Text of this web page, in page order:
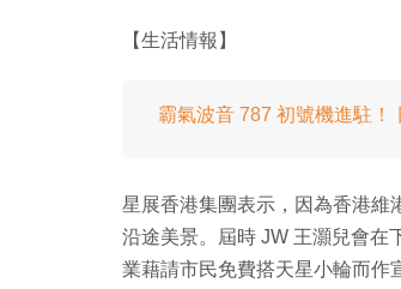
【生活情報】
霸氣波音 787 初號機進駐！
星展香港集團表示，因為香港維
沿途美景。屆時 JW 王灝兒會在
業藉請市民免費搭天星小輪而作